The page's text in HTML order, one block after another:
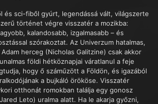
és sci-fiből gyúrt, legendássá vált, világszerte
történet végre visszatér a mozikba:
kalandosabb, izgalmasabb – és
szórakoztat. Az Univerzum hatalmas,
herceg (Nicholas Galitzine) csak akkor
földi hétköznapjai váratlanul a feje
hogy ő száműzött a Földön, és igazából
a bujkáló örököse. Visszatér
otthonát romokban találja egy gonosz
Leto) uralma alatt. Ha le akarja győzni,